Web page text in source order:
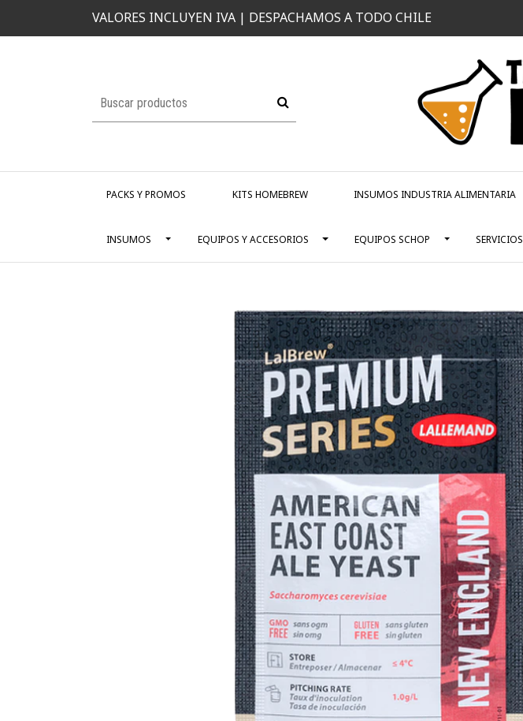
VALORES INCLUYEN IVA | DESPACHAMOS A TODO CHILE
PACKS Y PROMOS KITS HOMEBREW INSUMOS INDUSTRIA ALIMENTARIA
INSUMOS EQUIPOS Y ACCESORIOS EQUIPOS SCHOP SERVICIOS